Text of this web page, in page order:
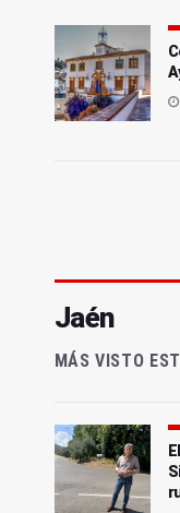
Jaén
MÁS VISTO